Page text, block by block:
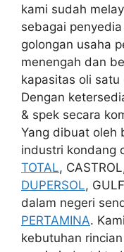
kami sudah
sebagai
golongan usaha
menengah dan
kapasitas oli satu
Dengan
& spek secara
Yang dibuat oleh
industri kondang
TOTAL,
DUPERSOL,
dalam negeri
PERTAMINA.
kebutuhan